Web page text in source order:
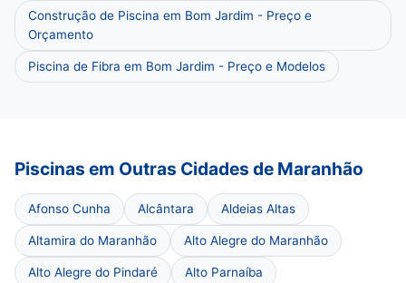
Construção de Piscina em Bom Jardim - Preço e
Orçamento
Piscina de Fibra em Bom Jardim - Preço e Modelos
Piscinas em Outras Cidades de Maranhão
Afonso Cunha Alcântara Aldeias Altas
Altamira do Maranhão Alto Alegre do Maranhão
Alto Alegre do Pindaré Alto Parnaíba